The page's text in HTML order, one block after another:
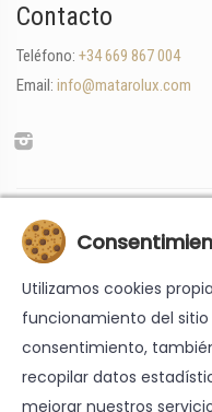
Contacto
Teléfono: +34 669 867 004
Email: info@matarolux.com
Utilizamos cookies
funcionamiento del sitio
consentimiento,
recopilar datos
mejorar nuestros